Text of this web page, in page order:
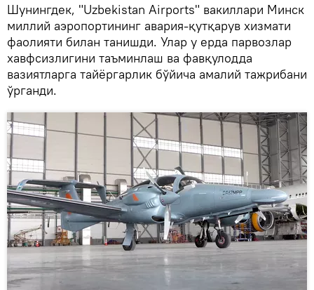
Шунингдек, "Uzbekistan Airports" вакиллари Минск
миллий аэропортининг авария-қутқарув хизмати
фаолияти билан танишди. Улар у ерда парвозлар
хавфсизлигини таъминлаш ва фавқулодда
вазиятларга тайёргарлик бўйича амалий тажрибани
ўрганди.